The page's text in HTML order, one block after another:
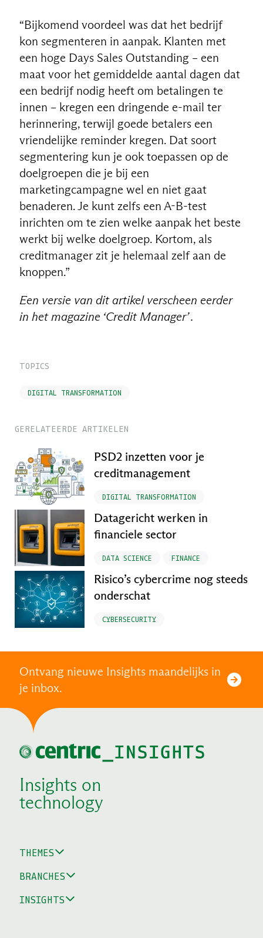
“Bijkomend voordeel was dat het bedrijf
kon segmenteren in aanpak. Klanten met
een hoge Days Sales Outstanding – een
maat voor het gemiddelde aantal dagen dat
een bedrijf nodig heeft om betalingen te
innen – kregen een dringende e-mail ter
herinnering, terwijl goede betalers een
vriendelijke reminder kregen. Dat soort
segmentering kun je ook toepassen op de
doelgroepen die je bij een
marketingcampagne wel en niet gaat
benaderen. Je kunt zelfs een A-B-test
inrichten om te zien welke aanpak het beste
werkt bij welke doelgroep. Kortom, als
creditmanager zit je helemaal zelf aan de
knoppen.”
Een versie van dit artikel verscheen eerder
in het magazine ‘Credit Manager’ .
TOPICS
DIGITAL TRANSFORMATION
GERELATEERDE ARTIKELEN
PSD2 inzetten voor je
creditmanagement
DIGITAL TRANSFORMATION
Datagericht werken in
financiele sector
DATA SCIENCE FINANCE
Risico’s cybercrime nog steeds
onderschat
CYBERSECURITY
Ontvang nieuwe Insights maandelijks in
je inbox.
Insights on
technology
THEMES
BRANCHES
INSIGHTS